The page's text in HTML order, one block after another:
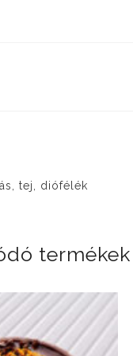
tej, diófélék
termékek